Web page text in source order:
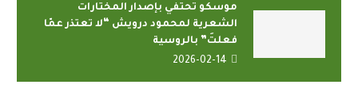
موسكو تحتفي بإصدار المختارات
الشعرية لمحمود درويش “لا تعتذر عمّا
فعلتَ” بالروسية
2026-02-14